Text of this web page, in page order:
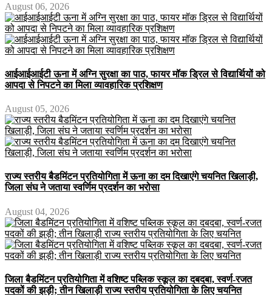
August 06, 2026
आईआईआईटी ऊना में अग्नि सुरक्षा का पाठ, फायर मॉक ड्रिल से विद्यार्थियों को
आपदा से निपटने का मिला व्यावहारिक प्रशिक्षण
August 05, 2026
राज्य स्तरीय बैडमिंटन प्रतियोगिता में ऊना का दम दिखाएंगे चयनित खिलाड़ी,
जिला संघ ने जताया स्वर्णिम प्रदर्शन का भरोसा
August 04, 2026
जिला बैडमिंटन प्रतियोगिता में वशिष्ट पब्लिक स्कूल का दबदबा, स्वर्ण-रजत
पदकों की झड़ी; तीन खिलाड़ी राज्य स्तरीय प्रतियोगिता के लिए चयनित